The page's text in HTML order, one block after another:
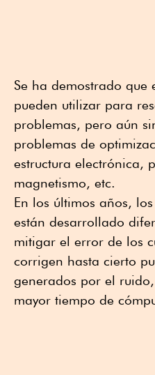
Se ha demostrado que
pueden utilizar para
problemas, pero aún
problemas de
estructura electrónica,
magnetismo, etc.
En los últimos años,
están desarrollado
mitigar el error de los
corrigen hasta cierto
generados por el
mayor tiempo de